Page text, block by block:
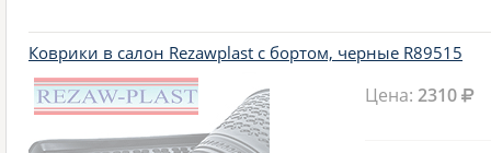
Коврики в салон Rezawplast с бортом, черные R89515
Цена:2310